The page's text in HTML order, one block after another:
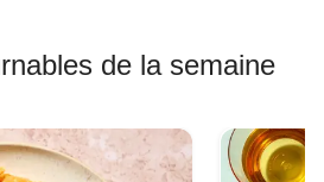
de la semaine